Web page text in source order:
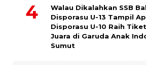
Walau Dikalahkan SSB
Disporasu U-13 Tampil
Disporasu U-10 Raih
Juara di Garuda Anak
Sumut